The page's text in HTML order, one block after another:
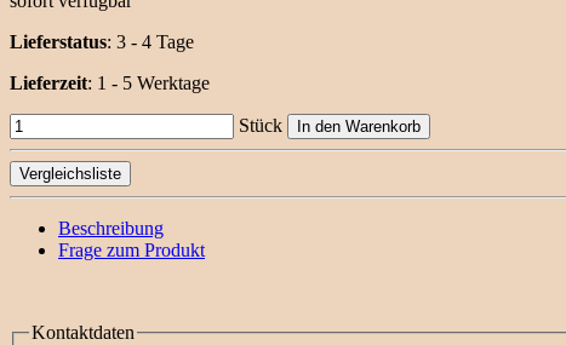
Lieferstatus: 3 - 4 Tage
Lieferzeit: 1 - 5 Werktage
Stück In den Warenkorb
Vergleichsliste
Beschreibung
Frage zum Produkt
Kontaktdaten